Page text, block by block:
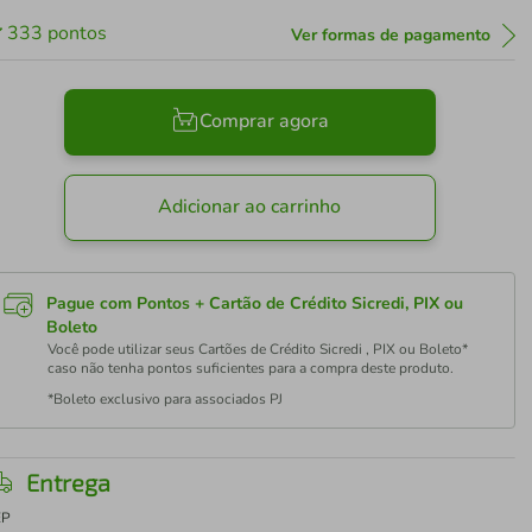
333 pontos Ver formas de pagamento
Comprar agora
Adicionar ao carrinho
Pague com Pontos + Cartão de Crédito Sicredi, PIX ou
Boleto
Você pode utilizar seus Cartões de Crédito Sicredi , PIX ou Boleto*
caso não tenha pontos suficientes para a compra deste produto.
*Boleto exclusivo para associados PJ
Entrega